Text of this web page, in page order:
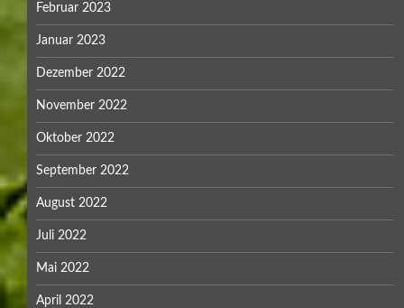
Februar 2023
Januar 2023
Dezember 2022
November 2022
Oktober 2022
September 2022
August 2022
Juli 2022
Mai 2022
April 2022